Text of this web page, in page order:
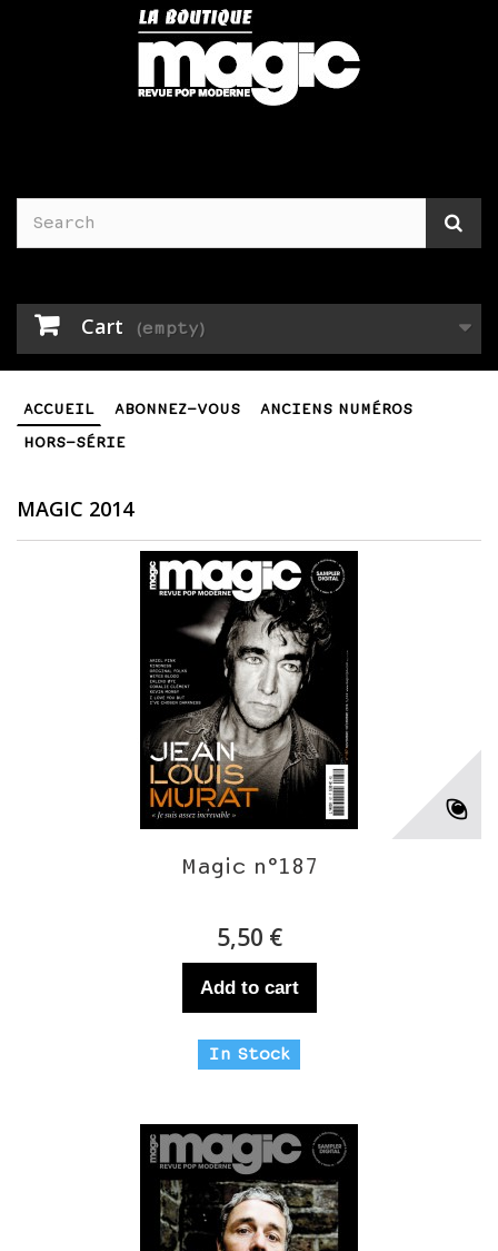
Cart (empty)
ACCUEIL ABONNEZ-VOUS
ANCIENS NUMÉROS
HORS-SÉRIE
MAGIC 2014
Magic n°187
5,50 €
Add to cart
In Stock